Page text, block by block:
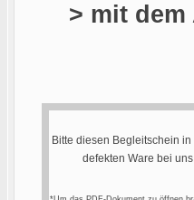
> mit
Bitte diesen Begleitschein
defekten Ware bei